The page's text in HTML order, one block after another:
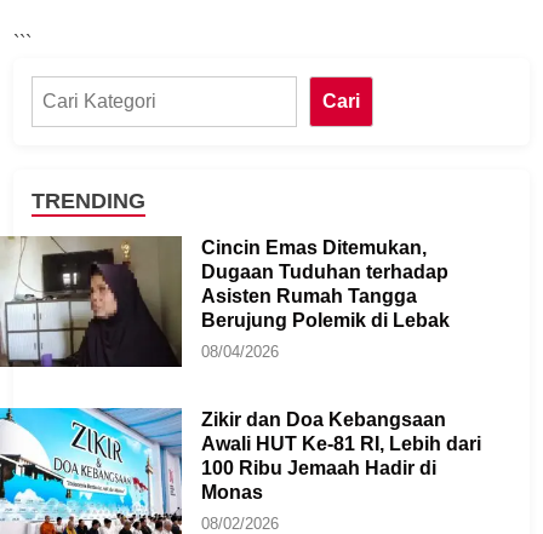
```
Cari
Cari
TRENDING
Cincin Emas Ditemukan,
Dugaan Tuduhan terhadap
Asisten Rumah Tangga
Berujung Polemik di Lebak
08/04/2026
Zikir dan Doa Kebangsaan
Awali HUT Ke-81 RI, Lebih dari
100 Ribu Jemaah Hadir di
Monas
08/02/2026